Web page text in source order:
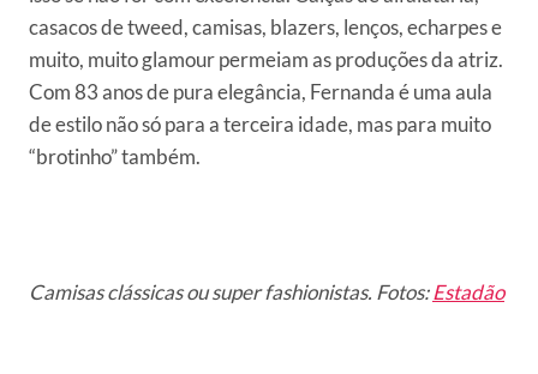
casacos de tweed, camisas, blazers, lenços, echarpes e
muito, muito glamour permeiam as produções da atriz.
Com 83 anos de pura elegância, Fernanda é uma aula
de estilo não só para a terceira idade, mas para muito
“brotinho” também.
Camisas clássicas ou super fashionistas. Fotos:Estadão